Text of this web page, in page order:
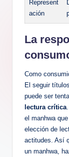
Represent
ación
La
Como
⁣El seguir
puede ser
lectura crítica
el manhwa
elección de
actitudes. ⁣Así
un manhwa,